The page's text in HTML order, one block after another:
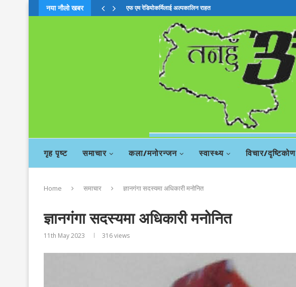
नया नौलो खबर
एफ एम रेडियोकर्मिलाई अल्पकालिन राहत
चिया बहसमाः दाहालको सदस्यता खारेजी सिफारिस
गृह पृष्ट समाचार कला/मनोरन्जन स्वास्थ्य विचार/दृष्टिकोण
Home समाचार ज्ञानगंगा सदस्यमा अधिकारी मनोनित
ज्ञानगंगा सदस्यमा अधिकारी मनोनित
11th May 2023 316views